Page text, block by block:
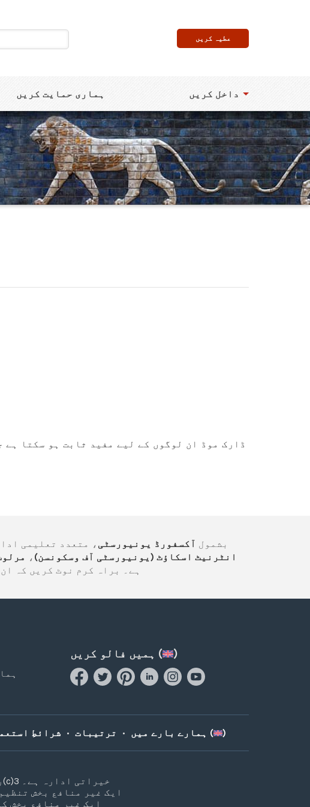
عطیہ کریں
ہماری حمایت کریں داخل کریں
ڈارک موڈ ان لوگوں کے لیے مفید ثابت ہو سکتا
بشمول آکسفورڈ یونیورسٹی ، متعدد تعلیمی
انٹرنیٹ اسکاؤٹ (یونیورسٹی آف وسکونسن) ،
ہے۔ براہ کرم نوٹ کریں کہ
ہمیں فالو کریں ( )
ہمارے بارے میں • ترتیبات • شرائطِ حامی ( )
ریاستہائے متحدہ میں رجسٹرڈ ایک 501(c)3 خیراتی ادارہ ہے۔
ایک غیر منافع بخش
ایک غیر منافع بخش